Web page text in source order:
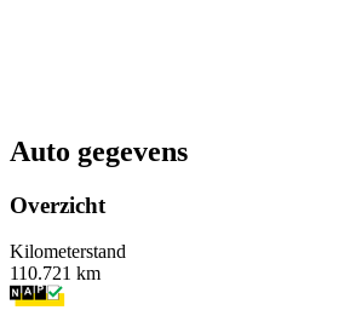
Auto gegevens
Overzicht
Kilometerstand
110.721 km